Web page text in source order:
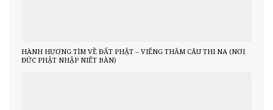
HÀNH HƯƠNG TÌM VỀ ĐẤT PHẬT – VIẾNG THĂM CÂU THI NA (NƠI
ĐỨC PHẬT NHẬP NIẾT BÀN)